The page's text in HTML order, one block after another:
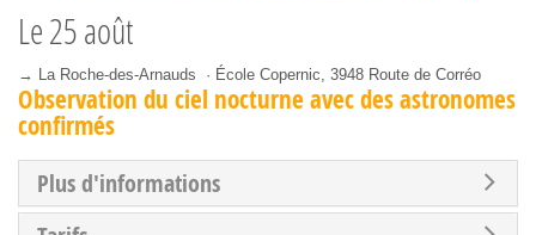
Le25 août
→ La Roche-des-Arnauds · École Copernic, 3948 Route de Corréo
Observation du ciel nocturne avec des astronomes
confirmés
Plus d'informations